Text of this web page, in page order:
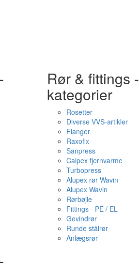
Rør & fittings -
kategorier
Rosetter
Diverse VVS-artikler
Flanger
Raxofix
Sanpress
Calpex fjernvarme
Turbopress
Alupex rør Wavin
Alupex Wavin
Rørbøjle
Fittings - PE / EL
Gevindrør
Runde stålrør
Anlægsrør